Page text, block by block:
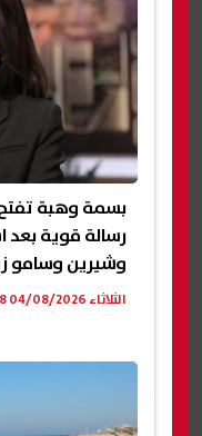
بسمة وهبة تفتح
رسالة قوية
وشيرين وسامو
الثلاثاء 04/08/2026 10:18 م